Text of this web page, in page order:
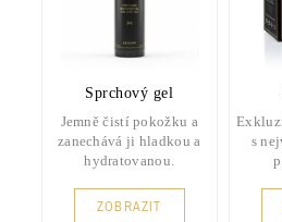
Sprchový gel
Jemně čistí pokožku a
zanechává ji hladkou a
hydratovanou.
ZOBRAZIT
s